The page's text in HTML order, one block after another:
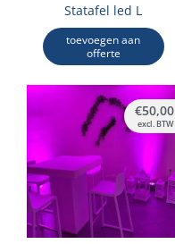
Statafel led L
toevoegen aan
offerte
€50,00
excl. BTW